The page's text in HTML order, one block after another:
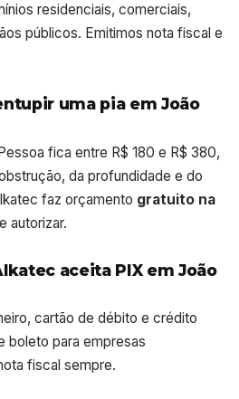
residenciais, comerciais,
públicos. Emitimos nota fiscal e
uma pia em João
fica entre R$ 180 e R$ 380,
da profundidade e do
faz orçamento gratuito na
autorizar.
aceita PIX em João
cartão de débito e crédito
boleto para empresas
fiscal sempre.